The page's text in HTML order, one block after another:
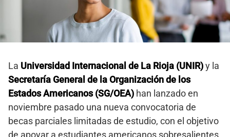
La Universidad Internacional de La Rioja (UNIR)y la
Secretaría General de la Organización de los
Estados Americanos (SG/OEA) han lanzado en
noviembre pasado una nueva convocatoria de
becas parciales limitadas de estudio, con el objetivo